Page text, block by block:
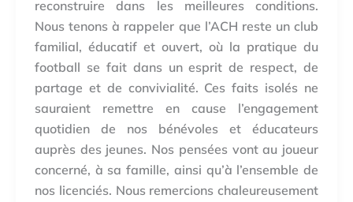
reconstruire dans les meilleures conditions.
Nous tenons à rappeler que l’ACH reste un club
familial, éducatif et ouvert, où la pratique du
football se fait dans un esprit de respect, de
partage et de convivialité. Ces faits isolés ne
sauraient remettre en cause l’engagement
quotidien de nos bénévoles et éducateurs
auprès des jeunes. Nos pensées vont au joueur
concerné, à sa famille, ainsi qu’à l’ensemble de
nos licenciés. Nous remercions chaleureusement